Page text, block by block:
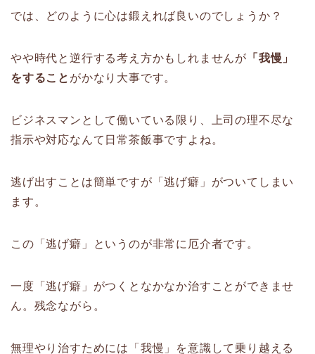
では、どのように心は鍛えれば良いのでしょうか？
やや時代と逆行する考え方かもしれませんが 「我慢」
をすること がかなり大事です。
ビジネスマンとして働いている限り、上司の理不尽な
指示や対応なんて日常茶飯事ですよね。
逃げ出すことは簡単ですが「逃げ癖」がついてしまい
ます。
この「逃げ癖」というのが非常に厄介者です。
一度「逃げ癖」がつくとなかなか治すことができませ
ん。残念ながら。
無理やり治すためには「我慢」を意識して乗り越える